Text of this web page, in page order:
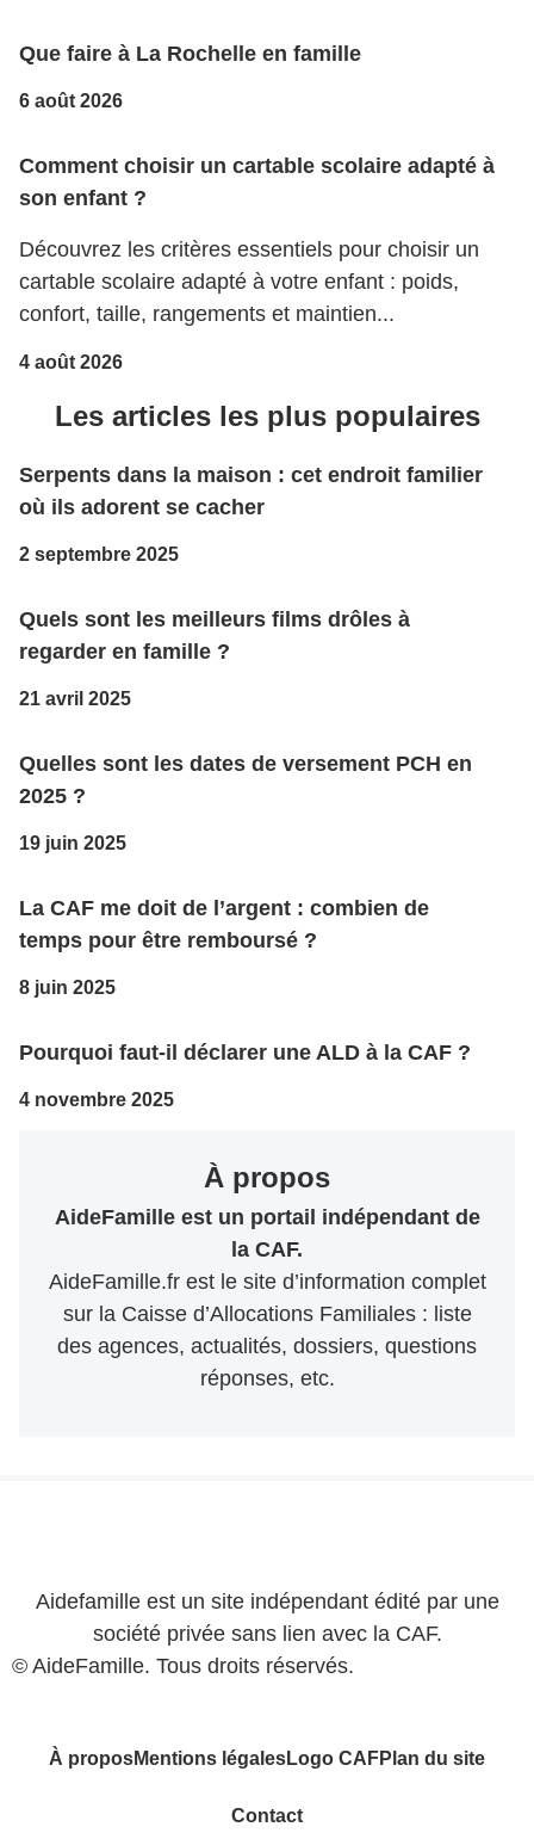
Que faire à La Rochelle en famille
6 août 2026
Comment choisir un cartable scolaire adapté à
son enfant ?
Découvrez les critères essentiels pour choisir un
cartable scolaire adapté à votre enfant : poids,
confort, taille, rangements et maintien...
4 août 2026
Les articles les plus populaires
Serpents dans la maison : cet endroit familier
où ils adorent se cacher
2 septembre 2025
Quels sont les meilleurs films drôles à
regarder en famille ?
21 avril 2025
Quelles sont les dates de versement PCH en
2025 ?
19 juin 2025
La CAF me doit de l’argent : combien de
temps pour être remboursé ?
8 juin 2025
Pourquoi faut-il déclarer une ALD à la CAF ?
4 novembre 2025
À propos
AideFamille est un portail indépendant de
la CAF.
AideFamille.fr est le site d’information complet
sur la Caisse d’Allocations Familiales : liste
des agences, actualités, dossiers, questions
réponses, etc.
Aidefamille est un site indépendant édité par une
société privée sans lien avec la CAF.
© AideFamille. Tous droits réservés.
À proposMentions légalesLogo CAFPlan du site
Contact